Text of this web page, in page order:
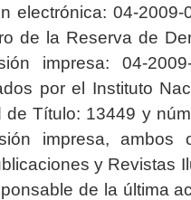
electrónica: 04-2009-
de la Reserva de
impresa: 04-2009-
por el Instituto
de Título: 13449 y
impresa, ambos
y Revistas
de la última